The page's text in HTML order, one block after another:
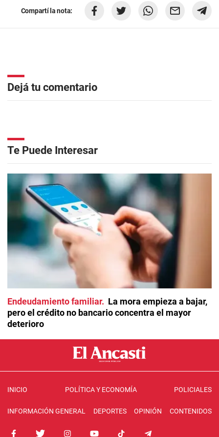
Compartí la nota:
Dejá tu comentario
Te Puede Interesar
Endeudamiento familiar
La mora empieza a bajar,
pero el crédito no bancario concentra el mayor
deterioro
INICIO POLÍTICA Y ECONOMÍA POLICIALES
INFORMACIÓN GENERAL DEPORTES OPINIÓN CONTENIDOS